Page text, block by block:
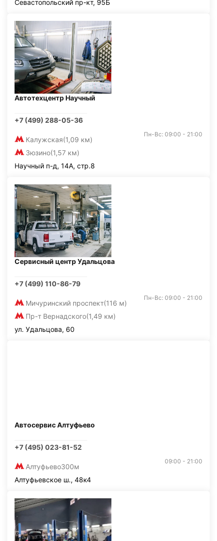
Севастопольский пр-кт, 95Б
Автотехцентр Научный
+7 (499) 288-05-36
Калужская(1,09 км)
Зюзино(1,57 км)
Пн-Вс: 09:00 - 21:00
Научный п-д, 14А, стр.8
Сервисный центр Удальцова
+7 (499) 110-86-79
Мичуринский проспект(116 м)
Пр-т Вернадского(1,49 км)
Пн-Вс: 09:00 - 21:00
ул. Удальцова, 60
Автосервис Алтуфьево
+7 (495) 023-81-52
Алтуфьево300м
09:00 - 21:00
Алтуфьевское ш., 48к4